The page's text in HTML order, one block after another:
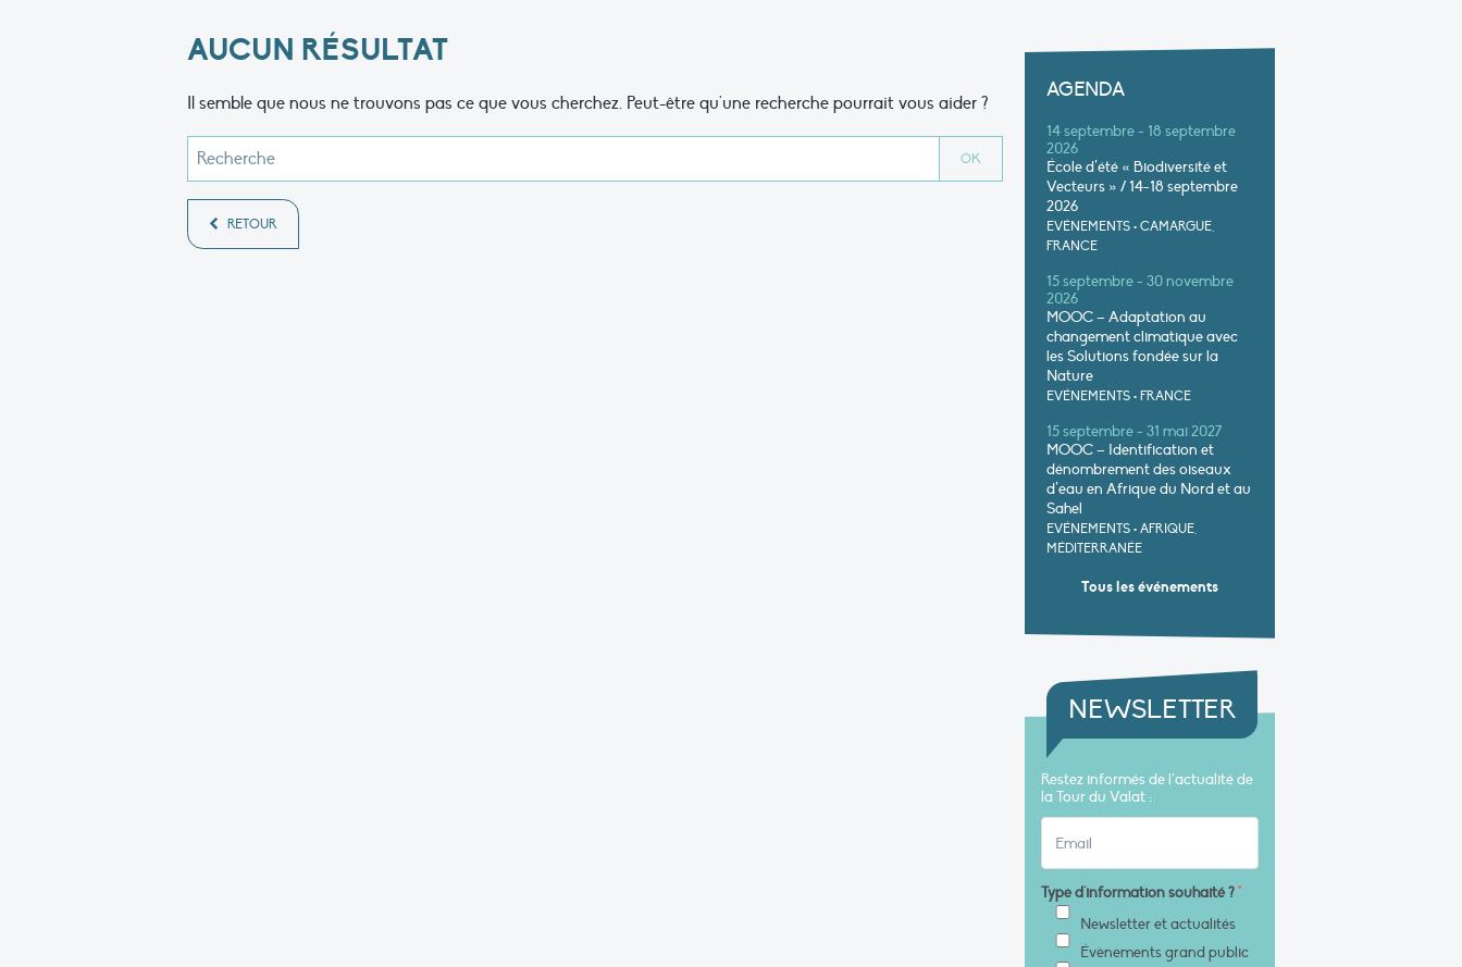
AUCUN RÉSULTAT
Il semble que nous ne trouvons pas ce que vous cherchez. Peut-être qu'une recherche pourrait vous aider ?
RETOUR
AGENDA
14 septembre - 18 septembre
2026
École d’été « Biodiversité et
Vecteurs » / 14-18 septembre
2026
EVÉNEMENTS • CAMARGUE,
FRANCE
15 septembre - 30 novembre
2026
MOOC – Adaptation au
changement climatique avec
les Solutions fondée sur la
Nature
EVÉNEMENTS • FRANCE
15 septembre - 31 mai 2027
MOOC – Identification et
dénombrement des oiseaux
d’eau en Afrique du Nord et au
Sahel
EVÉNEMENTS • AFRIQUE,
MÉDITERRANÉE
Tous les événements
NEWSLETTER
Restez informés de l’actualité de
la Tour du Valat :
Type d'information souhaité ?*
Newsletter et actualités
Évènements grand public